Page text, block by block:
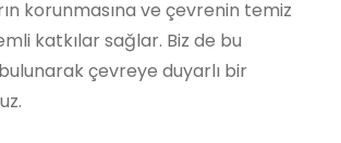
korunmasına ve çevrenin temiz
katkılar sağlar. Biz de bu
çevreye duyarlı bir